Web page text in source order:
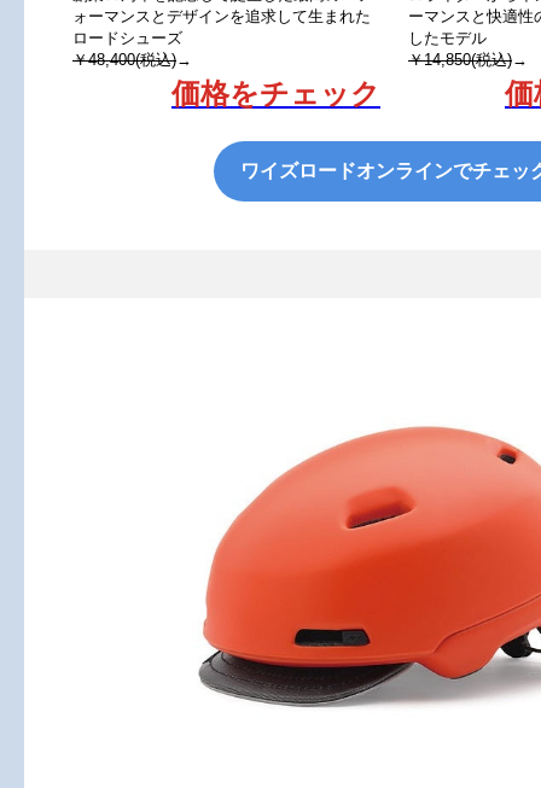
ォーマンスとデザインを追求して生まれた
ロードシューズ
￥48,400(税込)→
価格をチェック
ーマンスと快適性
したモデル
￥14,850(税込)→
価
ワイズロードオンラインでチェッ